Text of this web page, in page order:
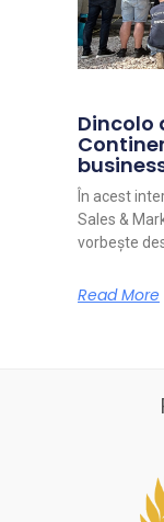
Dincolo
În acest
Sales &
vorbește
Read More